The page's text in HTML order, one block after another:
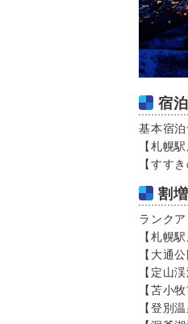
宿
基本宿
【札幌
【すす
割
ランク
【札幌
【大通
【定山
【苫小
【登別